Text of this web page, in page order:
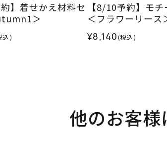
約】着せかえ材料セ
＞
込)
【8/10予約】モ
＜フラワーリース
¥8,140(税込)
他のお客